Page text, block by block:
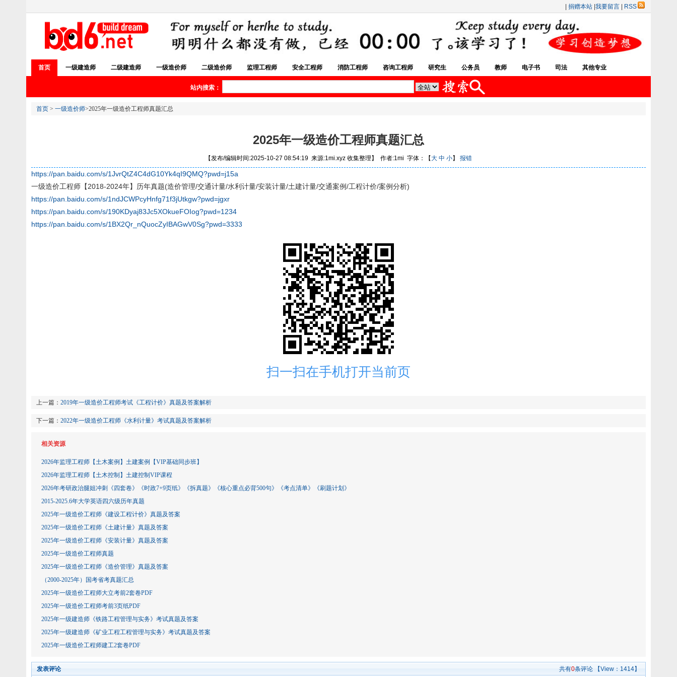
捐赠本站 我要留言 RSS
首页 一级建造师 二级建造师 一级造价师 二级造价师 监理工程师 安全工程师 消防工程师 咨询工程师 研究生 公务员 教师 电子书 司法 其他专业
站内搜索：
首页 > 一级造价师>2025年一级造价工程师真题汇总
2025年一级造价工程师真题汇总
【发布/编辑时间:2025-10-27 08:54:19 来源:1mi.xyz 收集整理】 作者:1mi 字体：【大 中 小】 报错
https://pan.baidu.com/s/1JvrQtZ4C4dG10Yk4qI9QMQ?pwd=j15a
一级造价工程师【2018-2024年】历年真题(造价管理/交通计量/水利计量/安装计量/土建计量/交通案例/工程计价/案例分析)
https://pan.baidu.com/s/1ndJCWPcyHnfg71f3jUtkgw?pwd=jgxr
https://pan.baidu.com/s/190KDyaj83Jc5XOkueFOIog?pwd=1234
https://pan.baidu.com/s/1BX2Qr_nQuocZyIBAGwV0Sg?pwd=3333
扫一扫在手机打开当前页
上一篇： 2019年一级造价工程师考试《工程计价》真题及答案解析
下一篇： 2022年一级造价工程师《水利计量》考试真题及答案解析
相关资源
2026年监理工程师【土木案例】土建案例【VIP基础同步班】
2026年监理工程师【土木控制】土建控制VIP课程
2026年考研政治腿姐冲刺《四套卷》《时政7+9页纸》《拆真题》《核心重点必背500句》《考点清单》《刷题计划》
2015-2025.6年大学英语四六级历年真题
2025年一级造价工程师《建设工程计价》真题及答案
2025年一级造价工程师《土建计量》真题及答案
2025年一级造价工程师《安装计量》真题及答案
2025年一级造价工程师真题
2025年一级造价工程师《造价管理》真题及答案
（2000-2025年）国考省考真题汇总
2025年一级造价工程师大立考前2套卷PDF
2025年一级造价工程师考前3页纸PDF
2025年一级建造师《铁路工程管理与实务》考试真题及答案
2025年一级建造师《矿业工程工程管理与实务》考试真题及答案
2025年一级造价工程师建工2套卷PDF
发表评论 共有0条评论 【View： 1414】